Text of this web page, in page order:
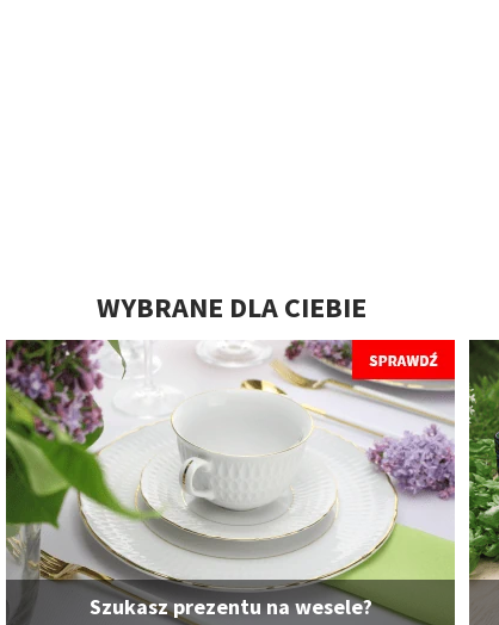
WYBRANE DLA CIEBIE
Szukasz prezentu na wesele?